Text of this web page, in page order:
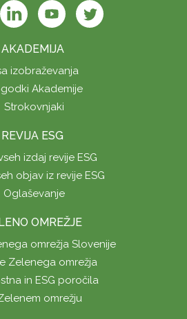
AKADEMIJA
izobraževanja
Akademije
Strokovnjaki
REVIJA ESG
izdaj revije ESG
objav iz revije ESG
Oglaševanje
OMREŽJE
omrežja Slovenije
Zelenega omrežja
in ESG poročila
omrežju